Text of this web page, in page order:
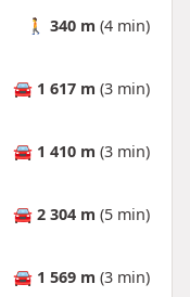
🚶 340 m (4 min)
🚘 1 617 m (3 min)
🚘 1 410 m (3 min)
🚘 2 304 m (5 min)
🚘 1 569 m (3 min)